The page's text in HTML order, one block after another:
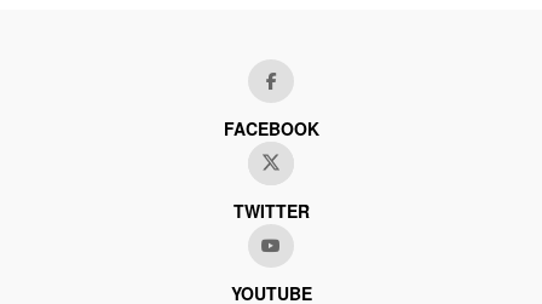
FACEBOOK
TWITTER
YOUTUBE